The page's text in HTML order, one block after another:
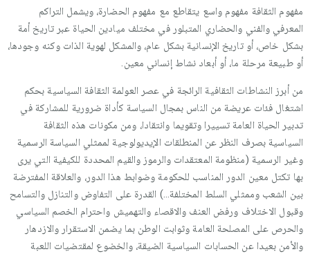
مفهوم الثقافة مفهوم واسع يتقاطع مع مفهوم الحضارة، ويشمل التراكم
المعرفي والفني والحضاري المتبلور في مختلف ميادين الحياة عبر تاريخ أمة
بشكل خاص، أو تاريخ الإنسانية بشكل عام، والمشكل لهوية الذات وكنه وجودها،
أو طبيعة مرحلة ما، أو أبعاد نشاط إنساني معين.
من أبرز النشاطات الثقافية الرائجة في عصر العولمة الثقافة السياسية بحكم
اشتغال فئات عريضة من الناس بمجال السياسة كأداة ضرورية للمشاركة في
تدبير الحياة العامة تسييرا وتقويما وانتقادا، ومن مكونات هذه الثقافة
السياسية بصرف النظر عن المنطلقات الإيديولوجية لممثلي السياسة الرسمية
وغير الرسمية (منظومة المعتقدات والرموز والقيم المحددة للكيفية التي يرى
بها تكتل معين الدور المناسب للحكومة وضوابط هذا الدور، والعلاقة المفترضة
بين الشعب وممثلي السلط المختلفة…) القدرة على التفاوض والتنازل والتسامح
وقبول الاختلاف ورفض العنف والاقصاء والتهميش واحترام الخصم السياسي
والحرص على المصلحة العامة وثوابت الوطن بما يضمن الاستقرار والازدهار
والأمن بعيدا عن الحسابات السياسية الضيقة، والخضوع لمقتضيات اللعبة